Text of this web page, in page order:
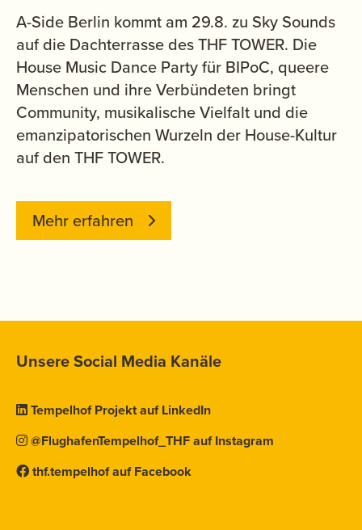
A-Side Berlin kommt am 29.8. zu Sky Sounds
auf die Dachterrasse des THF TOWER. Die
House Music Dance Party für BIPoC, queere
Menschen und ihre Verbündeten bringt
Community, musikalische Vielfalt und die
emanzipatorischen Wurzeln der House-Kultur
auf den THF TOWER.
Mehr erfahren
Unsere Social Media Kanäle
Tempelhof Projekt auf LinkedIn
@FlughafenTempelhof_THF auf Instagram
thf.tempelhof auf Facebook